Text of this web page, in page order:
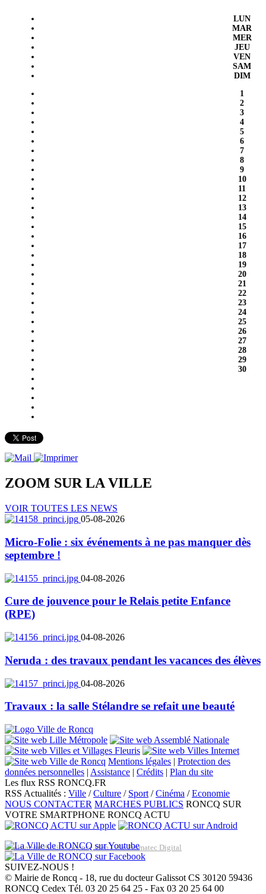
LUN
MAR
MER
JEU
VEN
SAM
DIM
1
2
3
4
5
6
7
8
9
10
11
12
13
14
15
16
17
18
19
20
21
22
23
24
25
26
27
28
29
30
ZOOM SUR LAVILLE
VOIR TOUTES LES NEWS
05-08-2026
Micro-Folie : six événements à ne pas manquer dès
septembre !
04-08-2026
Cure de jouvence pour le Relais petite Enfance
(RPE)
04-08-2026
Neruda : des travaux pendant les vacances des élèves
04-08-2026
Travaux : la salle Stélandre se refait une beauté
Mentions légales | Protection des
données personnelles | Assistance | Crédits | Plan du site
Les flux RSS RONCQ.FR
RSS Actualités : Ville /Culture / Sport /Cinéma /Economie
NOUS CONTACTER MARCHES PUBLICS RONCQ SUR
VOTRE SMARTPHONE RONCQ ACTU
Réalisation du site: Agence Web Lille Promatec Digital
SUIVEZ-NOUS !
© Mairie de Roncq - 18, rue du docteur Galissot CS 30120 59436
RONCQ Cedex Tél. 03 20 25 64 25 - Fax 03 20 25 64 00